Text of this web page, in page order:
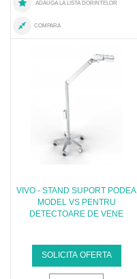
ADAUGA LA LISTA DORINTELOR
COMPARA
VIVO - STAND SUPORT PODEA
MODEL VS PENTRU
DETECTOARE DE VENE
SOLICITA OFERTA